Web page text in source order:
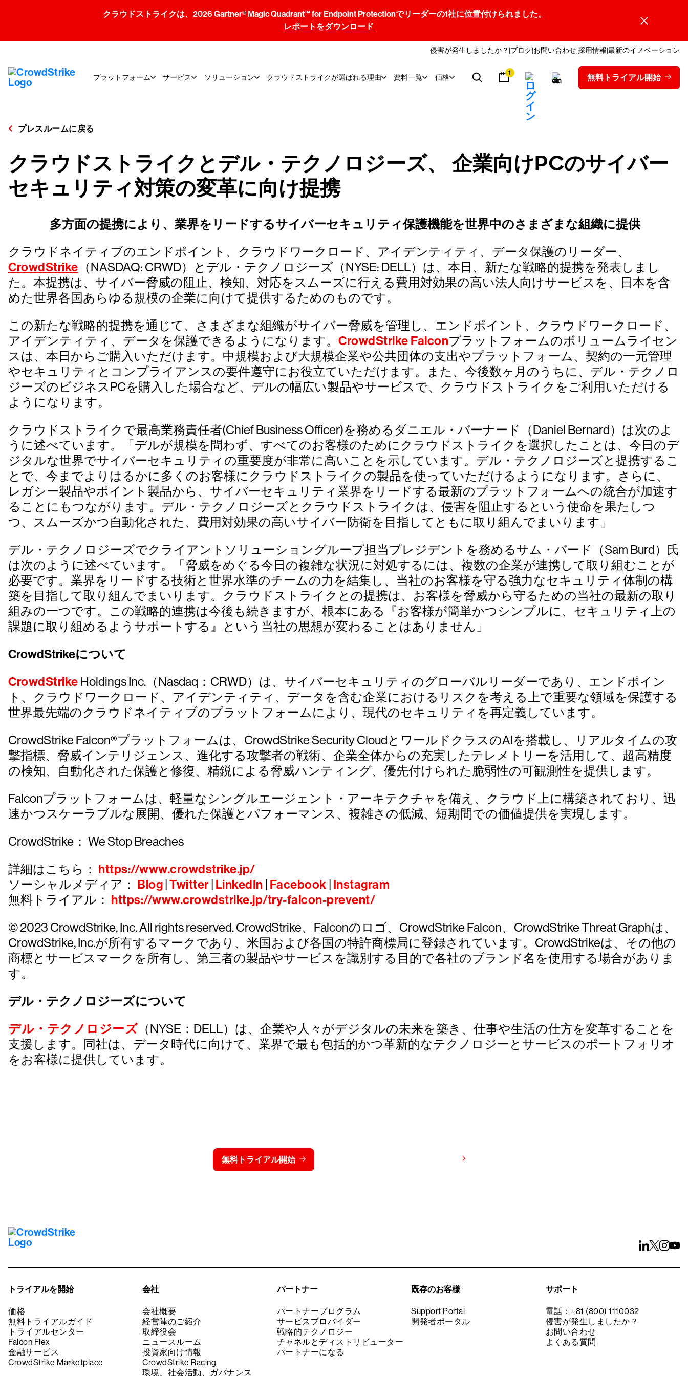
クラウドストライクは、2026 Gartner® Magic Quadrant™ for Endpoint Protectionでリーダーの1社に位置付けられました。
レポートをダウンロード
侵害が発生しましたか？ ブログ お問い合わせ採用情報 最新のイノベーション
プラットフォーム サービス ソリューション クラウドストライクが選ばれる理由 資料一覧 価格 1 無料トライアル開始
プレスルームに戻る
クラウドストライクとデル・テクノロジーズ、 企業向けPCのサイバー
セキュリティ対策の変革に向け提携
多方面の提携により、業界をリードするサイバーセキュリティ保護機能を世界中のさまざまな組織に提供
クラウドネイティブのエンドポイント、クラウドワークロード、アイデンティティ、データ保護のリーダー、
CrowdStrike （NASDAQ: CRWD）とデル・テクノロジーズ（NYSE: DELL）は、本日、新たな戦略的提携を発表しまし
た。本提携は、サイバー脅威の阻止、検知、対応をスムーズに行える費用対効果の高い法人向けサービスを、日本を含
めた世界各国あらゆる規模の企業に向けて提供するためのものです。
この新たな戦略的提携を通じて、さまざまな組織がサイバー脅威を管理し、エンドポイント、クラウドワークロード、
アイデンティティ、データを保護できるようになります。 CrowdStrike Falconプラットフォームのボリュームライセン
スは、本日からご購入いただけます。中規模および大規模企業や公共団体の支出やプラットフォーム、契約の一元管理
やセキュリティとコンプライアンスの要件遵守にお役立ていただけます。また、今後数ヶ月のうちに、デル・テクノロ
ジーズのビジネスPCを購入した場合など、デルの幅広い製品やサービスで、クラウドストライクをご利用いただける
ようになります。
クラウドストライクで最高業務責任者(Chief Business Officer)を務めるダニエル・バーナード（Daniel Bernard）は次のよ
うに述べています。「デルが規模を問わず、すべてのお客様のためにクラウドストライクを選択したことは、今日のデ
ジタルな世界でサイバーセキュリティの重要度が非常に高いことを示しています。デル・テクノロジーズと提携するこ
とで、今までよりはるかに多くのお客様にクラウドストライクの製品を使っていただけるようになります。さらに、
レガシー製品やポイント製品から、サイバーセキュリティ業界をリードする最新のプラットフォームへの統合が加速す
ることにもつながります。デル・テクノロジーズとクラウドストライクは、侵害を阻止するという使命を果たしつ
つ、スムーズかつ自動化された、費用対効果の高いサイバー防衛を目指してともに取り組んでまいります」
デル・テクノロジーズでクライアントソリューショングループ担当プレジデントを務めるサム・バード（Sam Burd）氏
は次のように述べています。「脅威をめぐる今日の複雑な状況に対処するには、複数の企業が連携して取り組むことが
必要です。業界をリードする技術と世界水準のチームの力を結集し、当社のお客様を守る強力なセキュリティ体制の構
築を目指して取り組んでまいります。クラウドストライクとの提携は、お客様を脅威から守るための当社の最新の取り
組みの一つです。この戦略的連携は今後も続きますが、根本にある『お客様が簡単かつシンプルに、セキュリティ上の
課題に取り組めるようサポートする』という当社の思想が変わることはありません」
CrowdStrikeについて
CrowdStrike Holdings Inc.（Nasdaq：CRWD）は、サイバーセキュリティのグローバルリーダーであり、エンドポイン
ト、クラウドワークロード、アイデンティティ、データを含む企業におけるリスクを考える上で重要な領域を保護する
世界最先端のクラウドネイティブのプラットフォームにより、現代のセキュリティを再定義しています。
CrowdStrike Falcon®プラットフォームは、CrowdStrike Security CloudとワールドクラスのAIを搭載し、リアルタイムの攻
撃指標、脅威インテリジェンス、進化する攻撃者の戦術、企業全体からの充実したテレメトリーを活用して、超高精度
の検知、自動化された保護と修復、精鋭による脅威ハンティング、優先付けられた脆弱性の可観測性を提供します。
Falconプラットフォームは、軽量なシングルエージェント・アーキテクチャを備え、クラウド上に構築されており、迅
速かつスケーラブルな展開、優れた保護とパフォーマンス、複雑さの低減、短期間での価値提供を実現します。
CrowdStrike： We Stop Breaches
詳細はこちら： https://www.crowdstrike.jp/
ソーシャルメディア： Blog Twitter LinkedIn Facebook Instagram
無料トライアル： https://www.crowdstrike.jp/try-falcon-prevent/
© 2023 CrowdStrike, Inc. All rights reserved. CrowdStrike、Falconのロゴ、CrowdStrike Falcon、CrowdStrike Threat Graphは、
CrowdStrike, Inc.が所有するマークであり、米国および各国の特許商標局に登録されています。CrowdStrikeは、その他の
商標とサービスマークを所有し、第三者の製品やサービスを識別する目的で各社のブランド名を使用する場合がありま
す。
デル・テクノロジーズについて
デル・テクノロジーズ（NYSE：DELL）は、企業や人々がデジタルの未来を築き、仕事や生活の仕方を変革することを
支援します。同社は、データ時代に向けて、業界で最も包括的かつ革新的なテクノロジーとサービスのポートフォリオ
をお客様に提供しています。
無料トライアル開始
トライアルを開始
価格
無料トライアルガイド
トライアルセンター
Falcon Flex
金融サービス
CrowdStrike Marketplace
会社
会社概要
経営陣のご紹介
取締役会
ニュースルーム
投資家向け情報
CrowdStrike Racing
環境、社会活動、ガバナンス
パートナー
パートナープログラム
サービスプロバイダー
戦略的テクノロジー
チャネルとディストリビューター
パートナーになる
既存のお客様
Support Portal
開発者ポータル
サポート
電話：+81 (800) 1110032
侵害が発生しましたか？
お問い合わせ
よくある質問